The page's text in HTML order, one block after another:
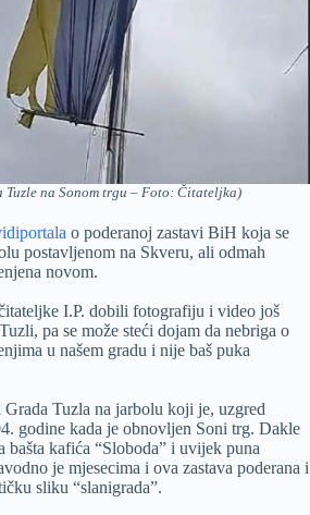
Tuzle na Sonom trgu – Foto: Čitateljka)
o poderanoj zastavi BiH koja se
postavljenom na Skveru, ali odmah
novom.
I.P. dobili fotografiju i video još
pa se može steći dojam da nebriga o
u našem gradu i nije baš puka
Tuzla na jarbolu koji je, uzgred
godine kada je obnovljen Soni trg. Dakle
bašta kafića “Sloboda” i uvijek puna
je mjesecima i ova zastava poderana i
sliku “slanigrada”.